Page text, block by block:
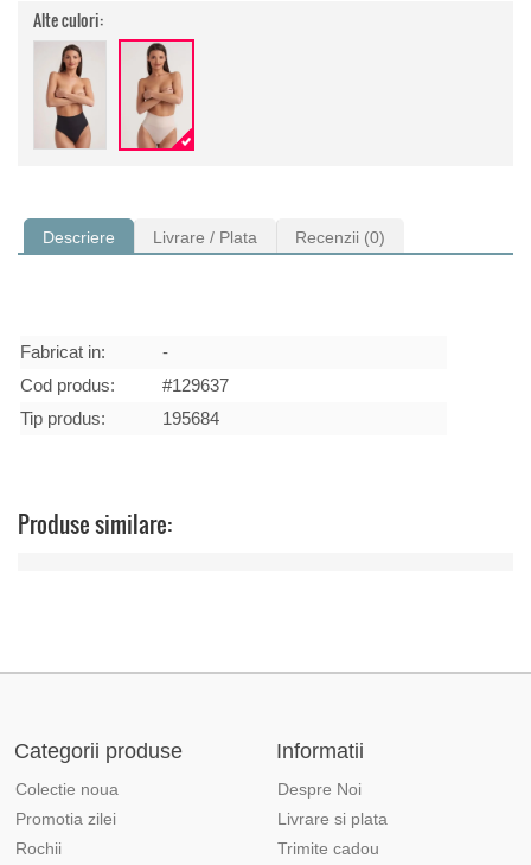
Alte culori:
Descriere Livrare / Plata Recenzii (0)
Fabricat in:
-
Cod produs:
#129637
Tip produs:
195684
Produse similare:
Categorii produse
Colectie noua
Promotia zilei
Rochii
Informatii
Despre Noi
Livrare si plata
Trimite cadou